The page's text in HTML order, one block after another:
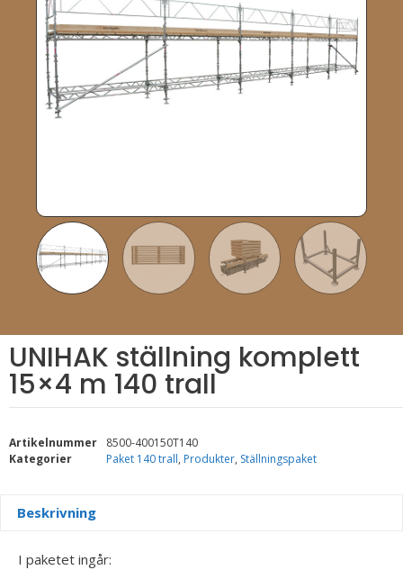
UNIHAK ställning komplett
15×4 m 140 trall
Artikelnummer
8500-400150T140
Kategorier
Paket 140 trall, Produkter, Ställningspaket
Beskrivning
I paketet ingår: